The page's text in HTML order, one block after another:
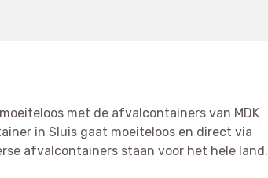
met de afvalcontainers van MDK
in Sluis gaat moeiteloos en direct via
afvalcontainers staan voor het hele land.